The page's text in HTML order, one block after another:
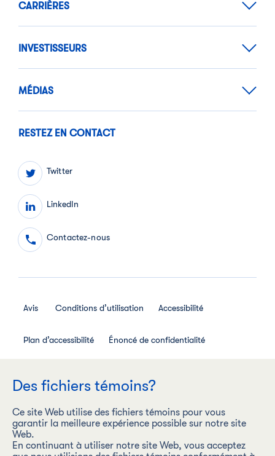
CARRIÈRES
INVESTISSEURS
MÉDIAS
RESTEZ EN CONTACT
Twitter
LinkedIn
Contactez-nous
Avis Conditions d’utilisation Accessibilité
Plan d’accessibilité Énoncé de confidentialité
Des fichiers témoins?
Ce site Web utilise des fichiers témoins pour vous
garantir la meilleure expérience possible sur notre site
Web.
En continuant à utiliser notre site Web, vous acceptez